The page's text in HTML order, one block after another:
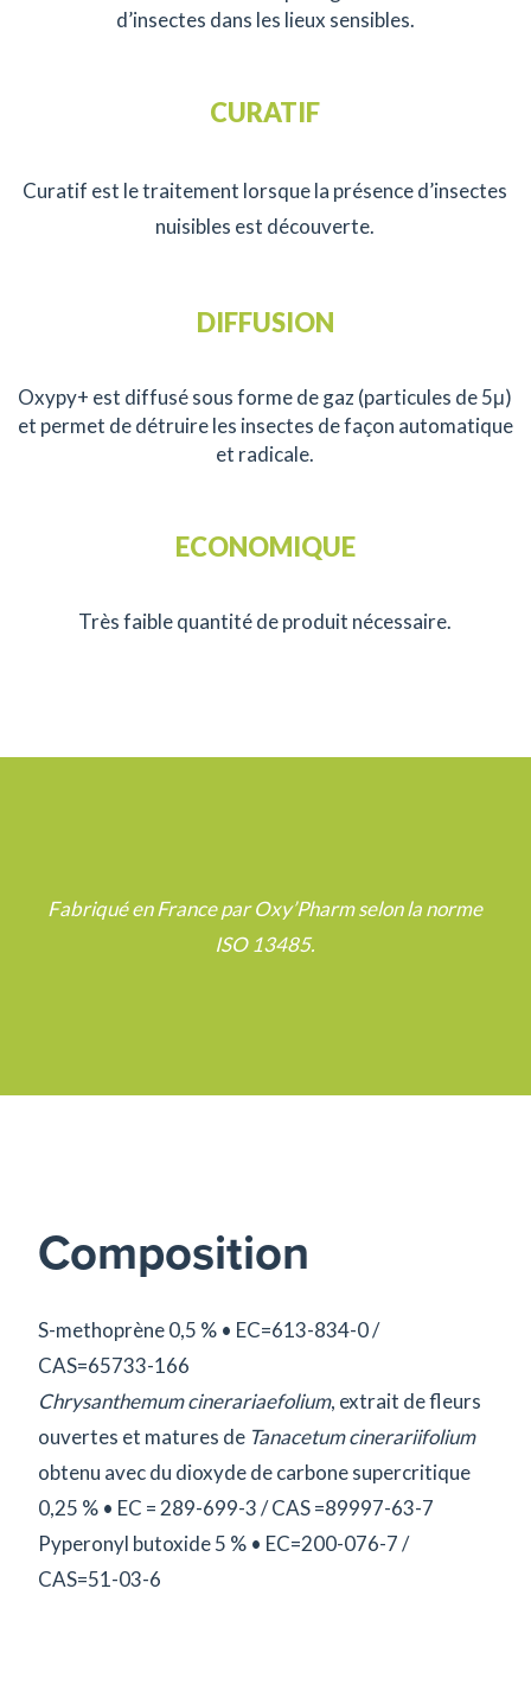
d’insectes dans les lieux sensibles.
CURATIF
Curatif est le traitement lorsque la présence d’insectes
nuisibles est découverte.
DIFFUSION
Oxypy+ est diffusé sous forme de gaz (particules de 5μ)
et permet de détruire les insectes de façon automatique
et radicale.
ECONOMIQUE
Très faible quantité de produit nécessaire.
Fabriqué en France par Oxy’Pharm selon la norme
ISO 13485.
Composition
S-methoprène 0,5 % • EC=613-834-0 /
CAS=65733-166
Chrysanthemum cinerariaefolium, extrait de fleurs
ouvertes et matures de Tanacetum cinerariifolium
obtenu avec du dioxyde de carbone supercritique
0,25 % • EC = 289-699-3 / CAS =89997-63-7
Pyperonyl butoxide 5 % • EC=200-076-7 /
CAS=51-03-6